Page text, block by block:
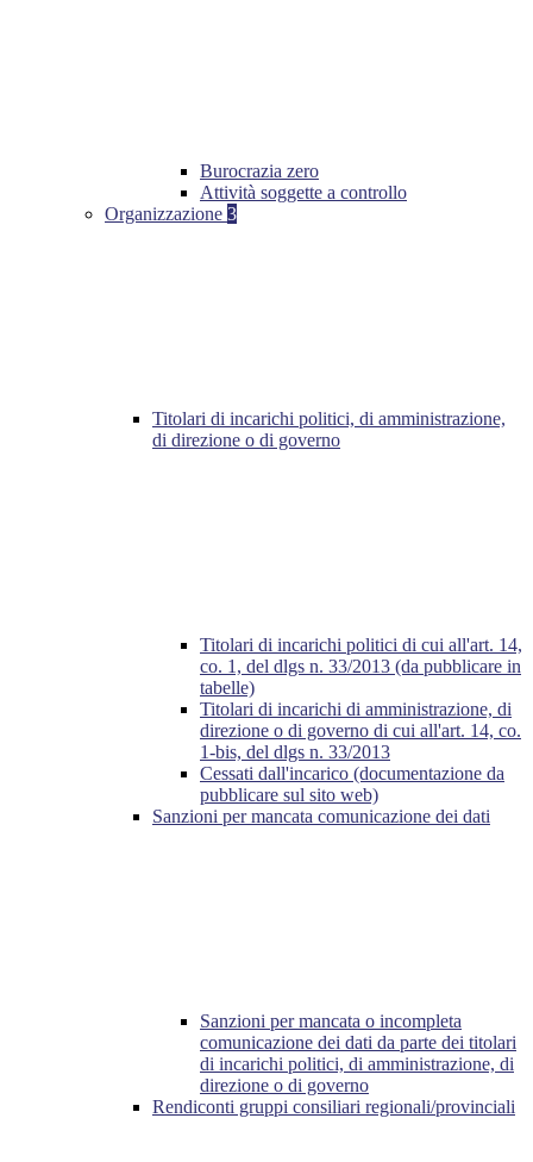
Burocrazia zero
Attività soggette a controllo
Organizzazione 3
Titolari di incarichi politici, di amministrazione,
di direzione o di governo
Titolari di incarichi politici di cui all'art. 14,
co. 1, del dlgs n. 33/2013 (da pubblicare in
tabelle)
Titolari di incarichi di amministrazione, di
direzione o di governo di cui all'art. 14, co.
1-bis, del dlgs n. 33/2013
Cessati dall'incarico (documentazione da
pubblicare sul sito web)
Sanzioni per mancata comunicazione dei dati
Sanzioni per mancata o incompleta
comunicazione dei dati da parte dei titolari
di incarichi politici, di amministrazione, di
direzione o di governo
Rendiconti gruppi consiliari regionali/provinciali